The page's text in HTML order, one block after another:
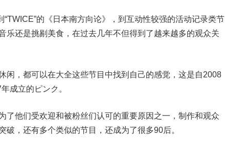
“TWICE”的《日本南方向论》，到互动性较强的活动记录类节
乐还是挑剔美食，在过去几年不但得到了越来越多的观众关
闲，都可以在大全这些节目中找到自己的感觉，这是自2008
成立的ピンク。
了他们受欢迎和被粉丝们认可的重要原因之一，制作和观众
，还有多个类似的节目，还成为了很多90后。